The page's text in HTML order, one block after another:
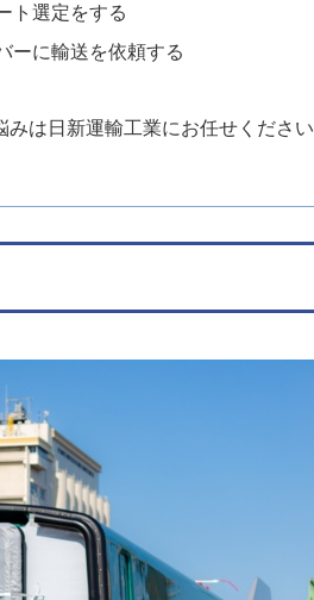
ト選定をする
ーに輸送を依頼する
は日新運輸工業にお任せください